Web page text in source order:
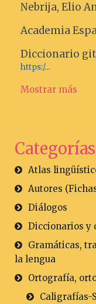
Nebrija, Elio
Academia
Diccionario
https:/...
Mostrar más
Categorías
Atlas
Autores
Diálogos
Diccionarios y
Gramáticas,
la lengua
Ortografía,
Caligrafías-